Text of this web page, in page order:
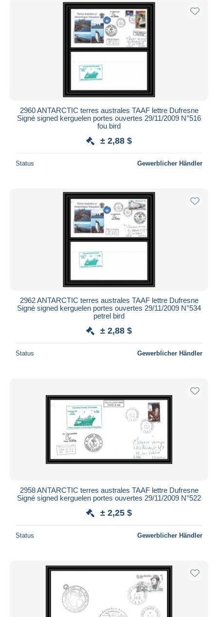
2960 ANTARCTIC terres australes TAAF lettre Dufresne
Signé signed kerguelen portes ouvertes 29/11/2009 N°516
fou bird
± 2,88 $
Status Gewerblicher Händler
2962 ANTARCTIC terres australes TAAF lettre Dufresne
Signé signed kerguelen portes ouvertes 29/11/2009 N°534
petrel bird
± 2,88 $
Status Gewerblicher Händler
2958 ANTARCTIC terres australes TAAF lettre Dufresne
Signé signed kerguelen portes ouvertes 29/11/2009 N°522
± 2,25 $
Status Gewerblicher Händler